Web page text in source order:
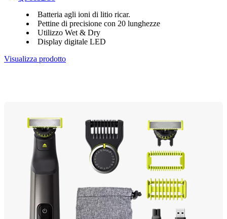
Batteria agli ioni di litio ricar.
Pettine di precisione con 20 lunghezze
Utilizzo Wet & Dry
Display digitale LED
Visualizza prodotto